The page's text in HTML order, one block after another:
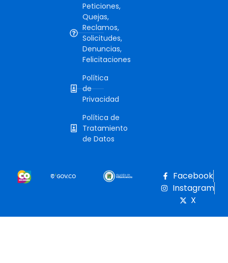
Peticiones,
Quejas,
Reclamos,
Solicitudes,
Denuncias,
Felicitaciones
Política
de
Privacidad
Política de
Tratamiento
de Datos
Facebook
Instagram
X